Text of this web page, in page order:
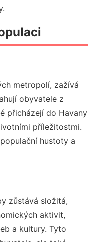
metropolí, zažívá
obyvatele z
přicházejí do Havany
příležitostmi.
hustoty a
zůstává složitá,
aktivit,
a kultury. Tyto